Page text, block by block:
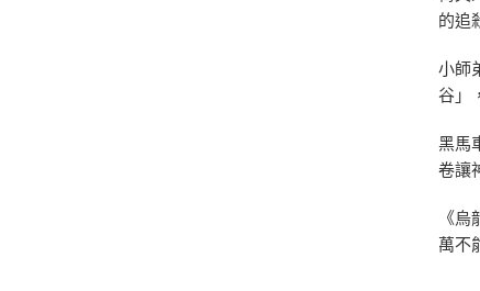
的追
小師
谷」
黑馬
卷讓
《
萬不